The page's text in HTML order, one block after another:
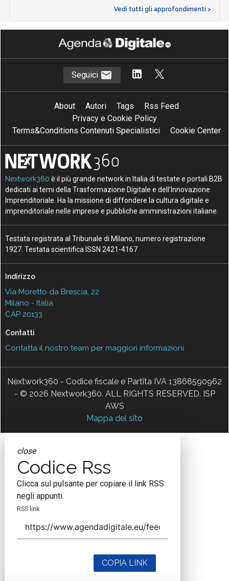
Vedi tutti gli approfondimenti >
Seguici
About Autori Tags
Rss Feed
Privacy e Cookie Policy
Terms&Conditions Contenuti Specialistici
Cookie Center
Nextwork360 è il più grande network in Italia di testate e portali B2B
dedicati ai temi della Trasformazione Digitale e dell’Innovazione
Imprenditoriale. Ha la missione di diffondere la cultura digitale e
imprenditoriale nelle imprese e pubbliche amministrazioni italiane.
Testata registrata al Tribunale di Milano, numero registrazione
1927. Testata scientifica ISSN 2421-4167
Indirizzo
Via Moretto da Brescia, 22
Milano - Italia
CAP 20133
Contatti
Contatta il nostro team per maggiori informazioni
Nextwork360 - Codice fiscale e Partita IVA 13868590962
- © 2026 Nextwork360. ALL RIGHTS RESERVED. ISP
AWS
Mappa del sito
close
Codice Rss
Clicca sul pulsante per copiare il link RSS
negli appunti.
RSS link
COPIA LINK